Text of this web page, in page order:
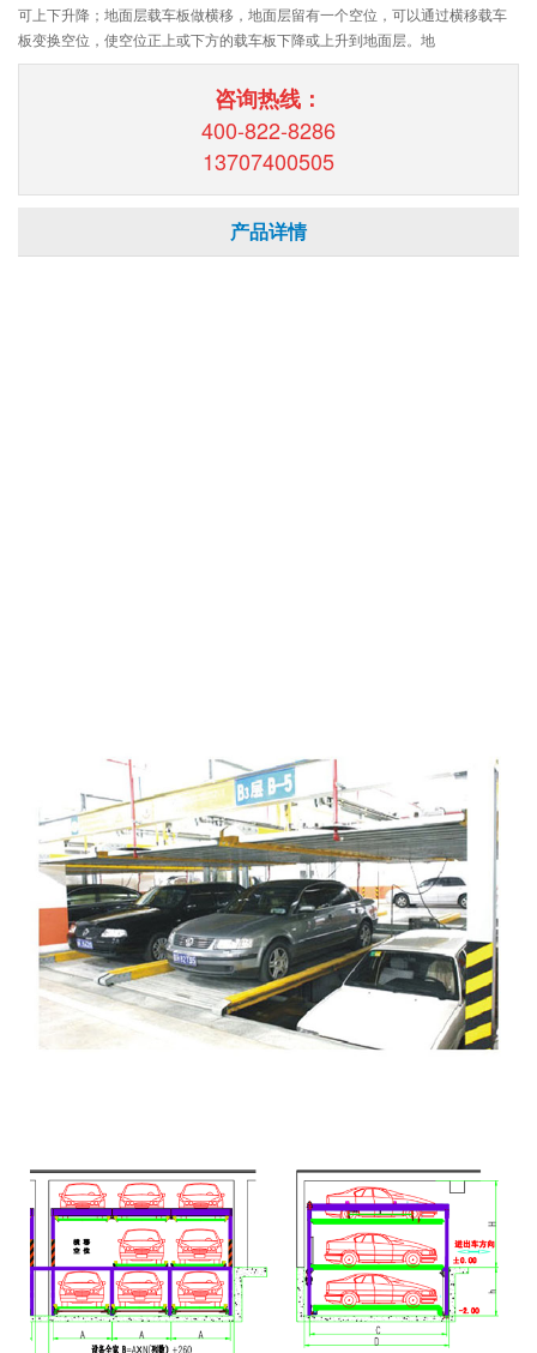
可上下升降；地面层载车板做横移，地面层留有一个空位，可以通过横移载车
板变换空位，使空位正上或下方的载车板下降或上升到地面层。地
咨询热线：
400-822-8286
13707400505
产品详情